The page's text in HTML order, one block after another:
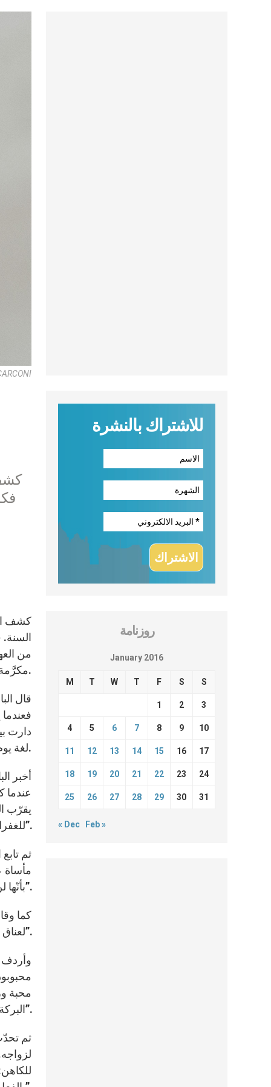
كشف
السنة.
من
مكرَّمة ومسامَحة على ما فعلت.
قال
لغة يوم الثلاثاء. وحصل موقع ناشيونال كاثوليك ريبورتر على نسخة مسبقة من النص باللغة الإنكليزية.
أخبر
عندما
يقرّب
للغفران”.
ثم
مأساة
بأنّها لن تُعالَج وهي من بين الأمور التي لا يمكن أن يُشفى الإنسان منها أو يُسامَح”. نحن نفتقد إلى الخبرة الملموسة للرحمة”.
كما
لعناق يخلّصنا ويسامحنا ويرفعنا… وأن يوقفنا من جديد على رجلينا. نحن بحاجة إلى الرحمة”.
وأردف
محبة
البركة على أيّ حال”.
ثم
للاشتراك بالنشرة
روزنامة
January 2016
M T W T F S S
1 2 3
4 5 6 7 8 9 10
11 12 13 14 15 16 17
18 19 20 21 22 23 24
25 26 27 28 29 30 31
« Dec Feb »